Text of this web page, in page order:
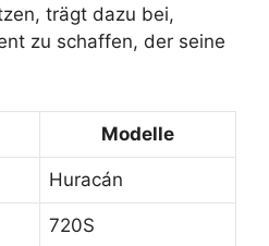
trägt dazu bei,
zu schaffen, der seine
Modelle
Huracán
720S